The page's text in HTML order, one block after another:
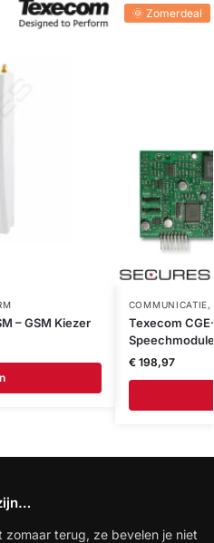
– GSM Kiezer
🌞 Zomerdeal
COMMUNICATIE,
Texecom
Speechmodule
€198,97
zomaar terug, ze bevelen je niet